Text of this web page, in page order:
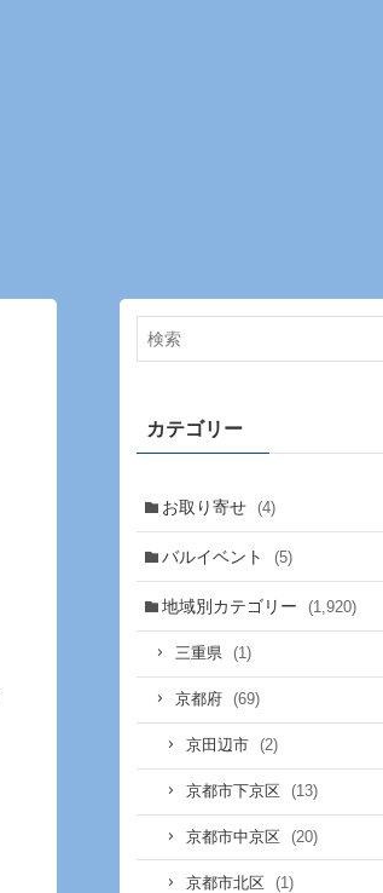
カテゴリー
お取り寄せ (4)
バルイベント (5)
地域別カテゴリー (1,920)
三重県 (1)
京都府 (69)
京田辺市 (2)
京都市下京区 (13)
京都市中京区 (20)
京都市北区 (1)